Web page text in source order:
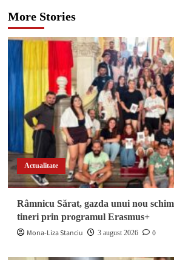
More Stories
Actualitate
Râmnicu Sărat, gazda unui nou
tineri prin programul Erasmus+
Mona-Liza Stanciu
3 august 2026 0